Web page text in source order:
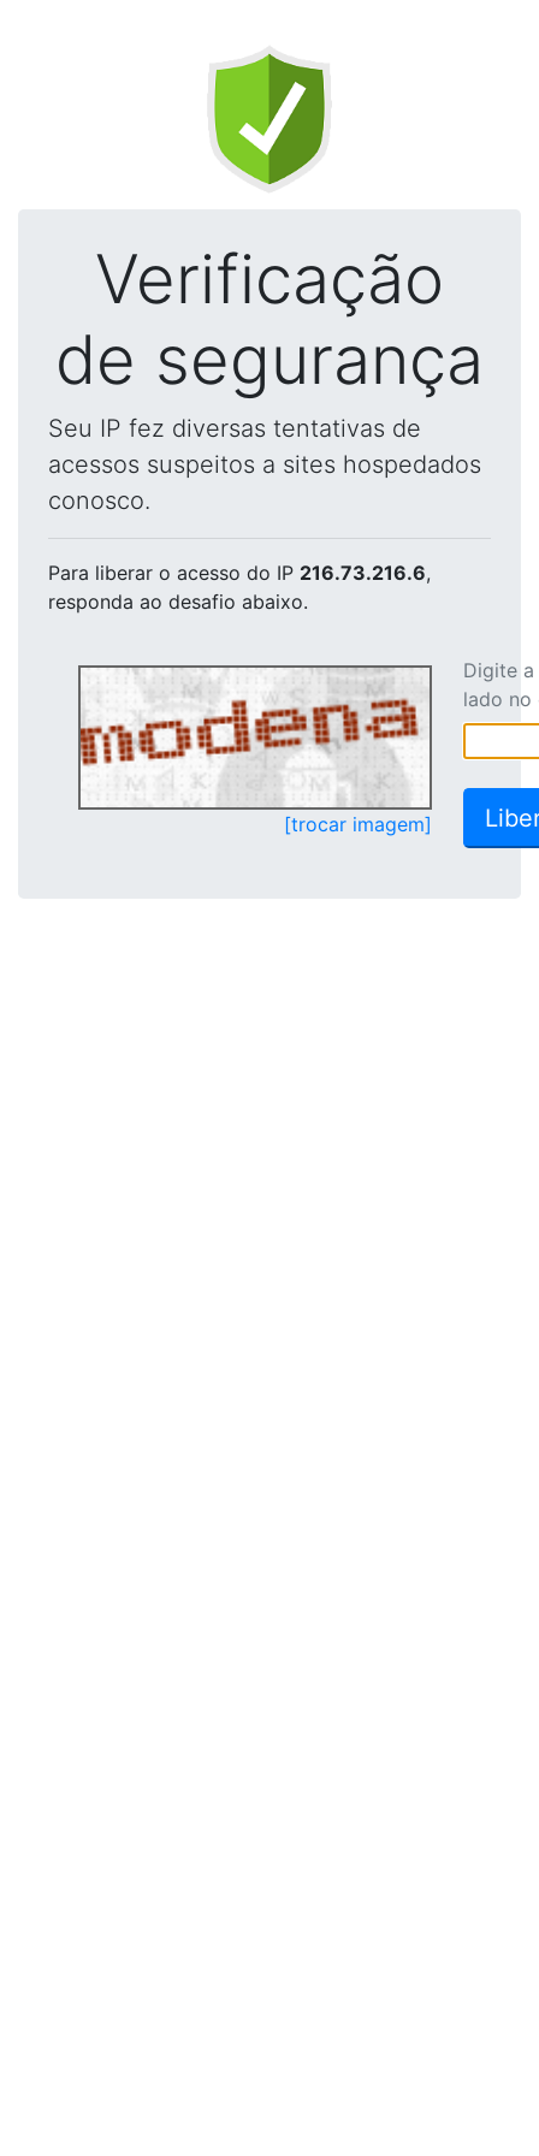
Verificação
de segurança
Seu IP fez diversas tentativas de
acessos suspeitos a sites hospedados
conosco.
Para liberar o acesso do IP 216.73.216.6,
responda ao desafio abaixo.
[trocar imagem]
Digite
lado no